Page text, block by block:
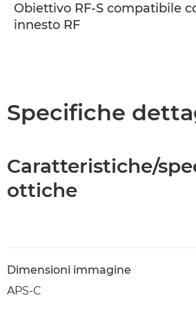
Obiettivo RF-S compatibile
innesto RF
Specifiche
Caratteristiche/
ottiche
Dimensioni immagine
APS-C